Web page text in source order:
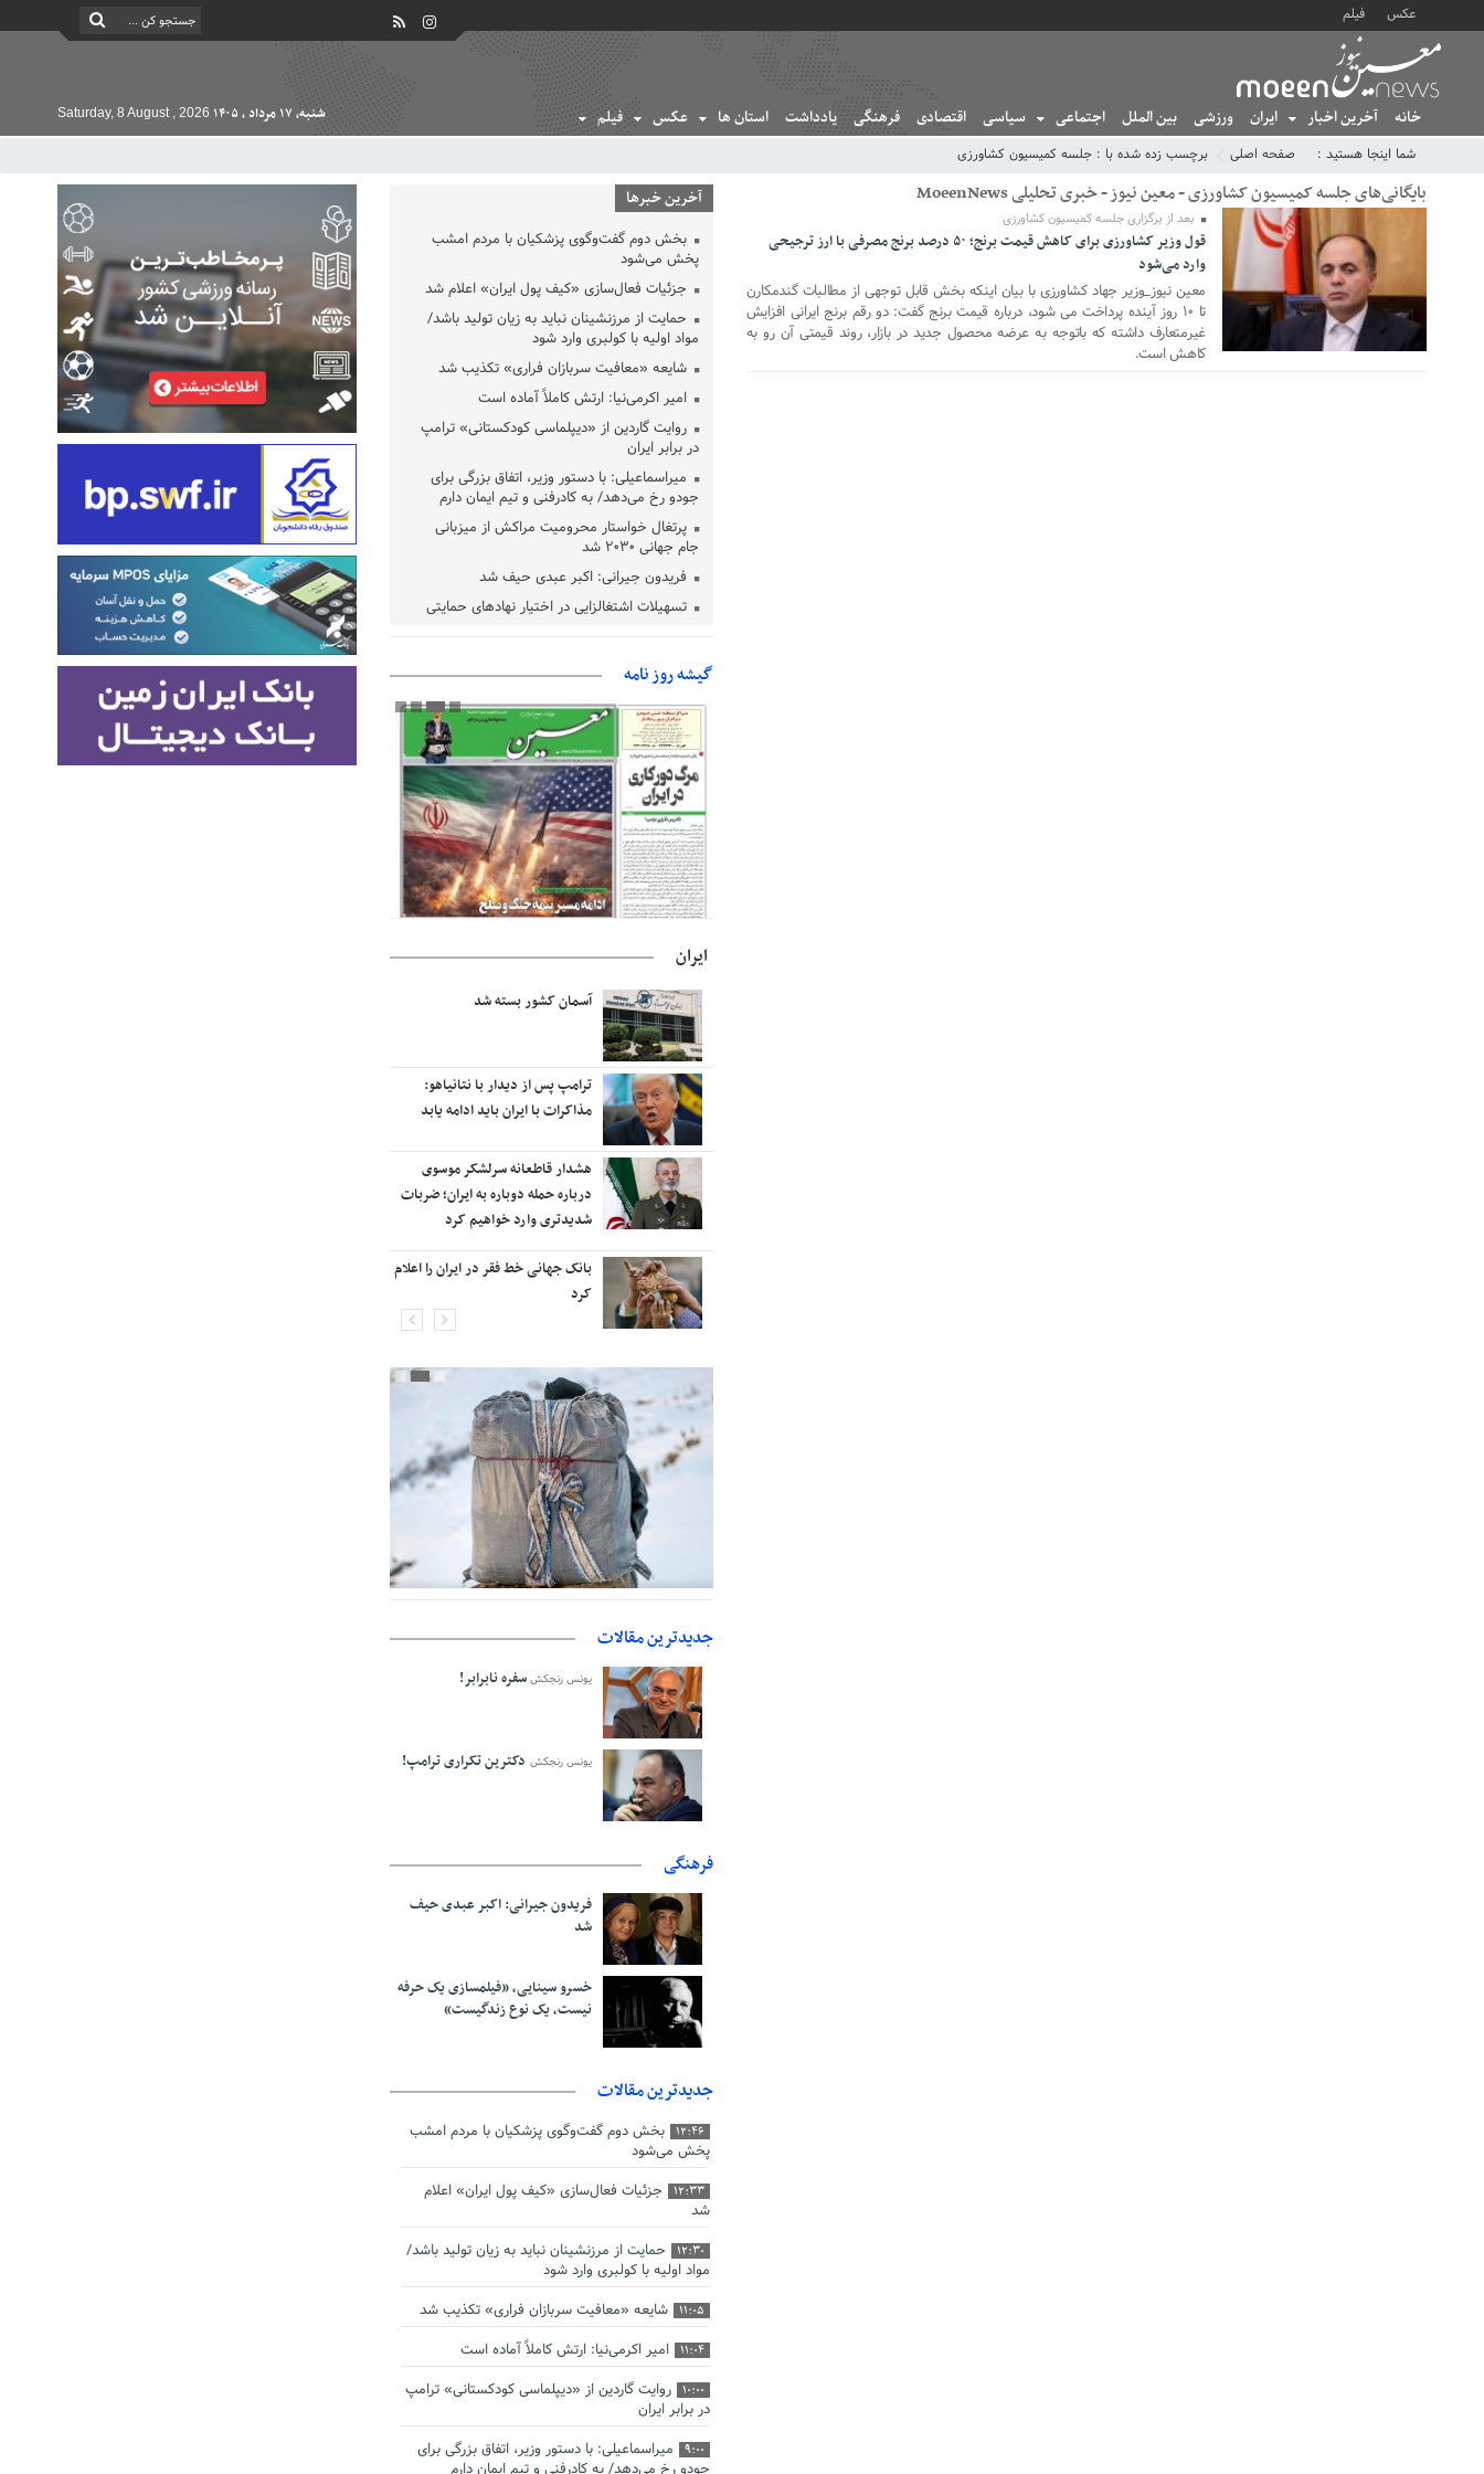
عکس فیلم
خانه آخرین اخبار ایران ورزشی بین الملل اجتماعی سیاسی اقتصادی فرهنگی یادداشت استان ها عکس فیلم شنبه, ۱۷ مرداد , ۱۴۰۵ Saturday, 8 August , 2026
شما اینجا هستید : صفحه اصلی برچسب زده شده با : جلسه کمیسیون کشاورزی
بایگانی‌های جلسه کمیسیون کشاورزی - معین نیوز - خبری تحلیلی MoeenNews
بعد از برگزاری جلسه کمیسیون کشاورزی
قول وزیر کشاورزی برای کاهش قیمت برنج؛ ۵۰ درصد برنج مصرفی با ارز ترجیحی
وارد می‌شود
معین نیوز_وزیر جهاد کشاورزی با بیان اینکه بخش قابل توجهی از مطالبات گندمکارن
تا ۱۰ روز آینده پرداخت می شود، درباره قیمت برنج گفت: دو رقم برنج ایرانی افزایش
غیرمتعارف داشته که باتوجه به عرضه محصول جدید در بازار، روند قیمتی آن رو به
کاهش است.
آخرین خبرها
بخش دوم گفت‌وگوی پزشکیان با مردم امشب
پخش می‌شود
جزئیات فعال‌سازی «کیف پول ایران» اعلام شد
حمایت از مرزنشینان نباید به زیان تولید باشد/
مواد اولیه با کولبری وارد شود
شایعه «معافیت سربازان فراری» تکذیب شد
امیر اکرمی‌نیا: ارتش کاملاً آماده است
روایت گاردین از «دیپلماسی کودکستانی» ترامپ
در برابر ایران
میراسماعیلی: با دستور وزیر، اتفاق بزرگی برای
جودو رخ می‌دهد/ به کادرفنی و تیم ایمان دارم
پرتغال خواستار محرومیت مراکش از میزبانی
جام جهانی ۲۰۳۰ شد
فریدون جیرانی: اکبر عبدی حیف شد
تسهیلات اشتغالزایی در اختیار نهادهای حمایتی
فدراسیون فوتبال با حضور قلعه‌نویی مشخص شد
دفتر رهبر انقلاب: مطالب خارج از مراجع رسمی
فاقد سندیت است
بقائی: فضای مذاکرات فنی و سیاسی ایران و
عمان درباره تنگه هرمز، مثبت است
رئیس سازمان جهاد کشاورزی استان: کشاورزان
گیلان نسبت به دریافت یارانه کود اقدام کنند
تمدید مهلت اظهارنامه‌های مالیاتی سال ۱۴۰۴ تا
پایان شهریورماه
گیشه روز نامه
ایران
آسمان کشور بسته شد
ترامپ پس از دیدار با نتانیاهو:
مذاکرات با ایران باید ادامه یابد
هشدار قاطعانه سرلشکر موسوی
درباره حمله دوباره به ایران؛ ضربات
شدیدتری وارد خواهیم کرد
بانک جهانی خط فقر در ایران را اعلام
کرد
 
اولیه با کولبری وارد شود
جدیدترین مقالات
یونس رنجکشسفره نابرابر!
یونس رنجکش دکترین تکراری ترامپ!
فرهنگی
فریدون جیرانی: اکبر عبدی حیف
شد
خسرو سینایی، «فیلمسازی یک حرفه
نیست، یک نوع زندگیست»
جدیدترین مقالات
12:46
بخش دوم گفت‌وگوی پزشکیان با مردم امشب
پخش می‌شود
12:33
جزئیات فعال‌سازی «کیف پول ایران» اعلام
شد
12:30
حمایت از مرزنشینان نباید به زیان تولید باشد/
مواد اولیه با کولبری وارد شود
11:05 شایعه «معافیت سربازان فراری» تکذیب شد
11:04 امیر اکرمی‌نیا: ارتش کاملاً آماده است
10:00
روایت گاردین از «دیپلماسی کودکستانی» ترامپ
در برابر ایران
9:00
میراسماعیلی: با دستور وزیر، اتفاق بزرگی برای